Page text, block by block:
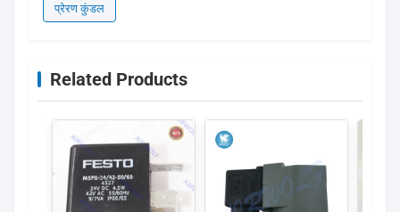
प्रेरण कुंडल
Related Products